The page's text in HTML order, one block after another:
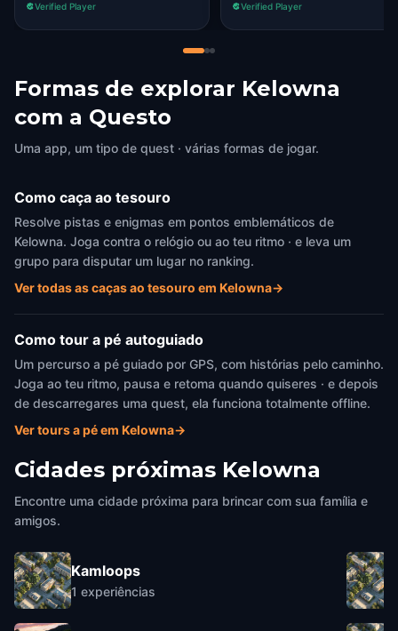
puzzles. the hints themselves
can be quite vague or
Verified Player Verified Player
Formas de explorar Kelowna
com a Questo
Uma app, um tipo de quest · várias formas de jogar.
Como caça ao tesouro
Resolve pistas e enigmas em pontos emblemáticos de
Kelowna. Joga contra o relógio ou ao teu ritmo · e leva um
grupo para disputar um lugar no ranking.
Ver todas as caças ao tesouro em Kelowna→
Como tour a pé autoguiado
Um percurso a pé guiado por GPS, com histórias pelo caminho.
Joga ao teu ritmo, pausa e retoma quando quiseres · e depois
de descarregares uma quest, ela funciona totalmente offline.
Ver tours a pé em Kelowna→
Cidades próximas Kelowna
Encontre uma cidade próxima para brincar com sua família e
amigos.
Kamloops
1 experiências